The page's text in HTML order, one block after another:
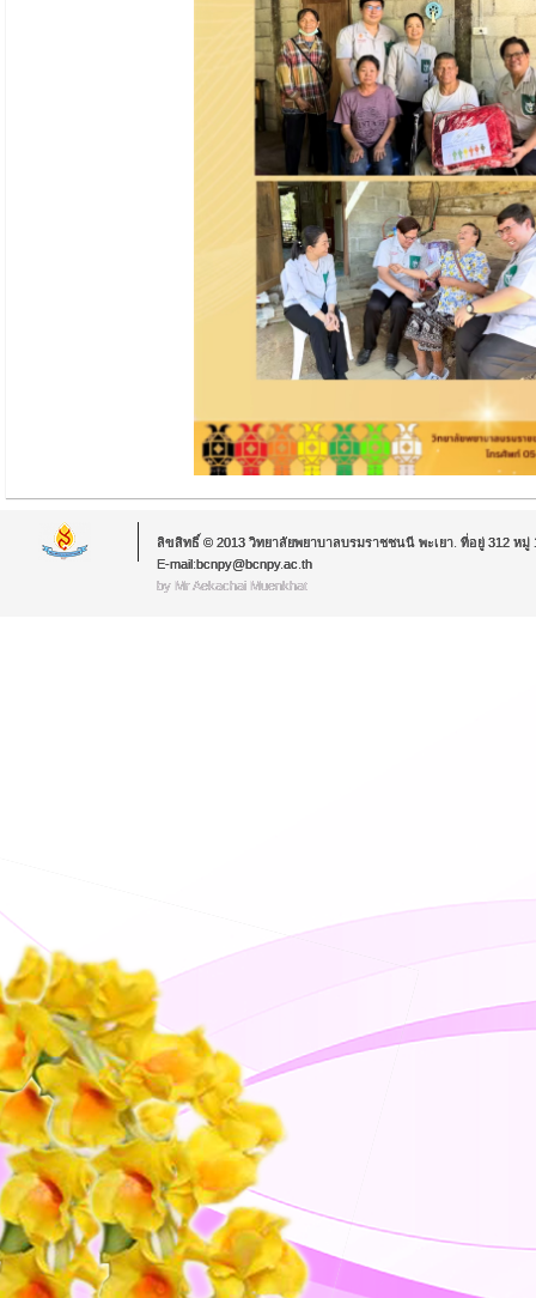
ลิขสิทธิ์ © 2013 วิทยาลัยพยาบาลบรมราชชนนี พะเยา. ที่อยู่ 312 หมู่
E-mail:bcnpy@bcnpy.ac.th
by Mr.Aekachai Muenkhat